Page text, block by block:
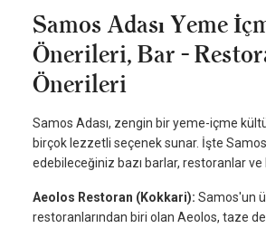
Samos Adası Yeme
Önerileri, Bar -
Önerileri
Samos Adası, zengin bir yeme-içme
birçok lezzetli seçenek sunar. İşte
edebileceğiniz bazı barlar, restoranlar ve
Aeolos Restoran (Kokkari): Samos'un
restoranlarından biri olan Aeolos, taze